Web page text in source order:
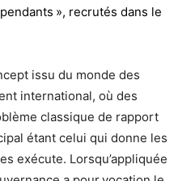
», recrutés dans le
issu du monde des
international, où des
classique de rapport
étant celui qui donne les
exécute. Lorsqu’appliquée